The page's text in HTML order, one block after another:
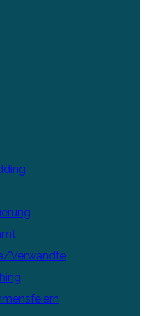
Verwandte